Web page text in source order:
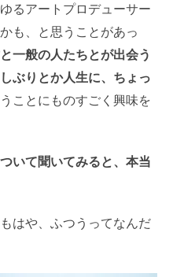
るアートプロデューサー
も、と思うことがあっ
一般の人たちとが出会う
ぶりとか人生に、ちょっ
ことにものすごく興味を
いて聞いてみると、本当
はや、ふつうってなんだ